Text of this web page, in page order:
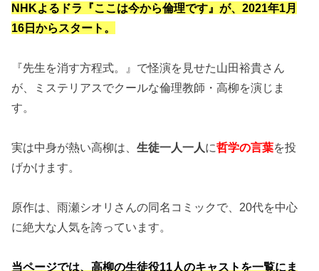
NHKよるドラ『ここは今から倫理です』が、2021年1月
16日からスタート。
『先生を消す方程式。』で怪演を見せた山田裕貴さん
が、ミステリアスでクールな倫理教師・高柳を演じま
す。
実は中身が熱い高柳は、生徒一人一人に哲学の言葉を投
げかけます。
原作は、雨瀬シオリさんの同名コミックで、20代を中心
に絶大な人気を誇っています。
当ページでは、高柳の生徒役11人のキャストを一覧にま